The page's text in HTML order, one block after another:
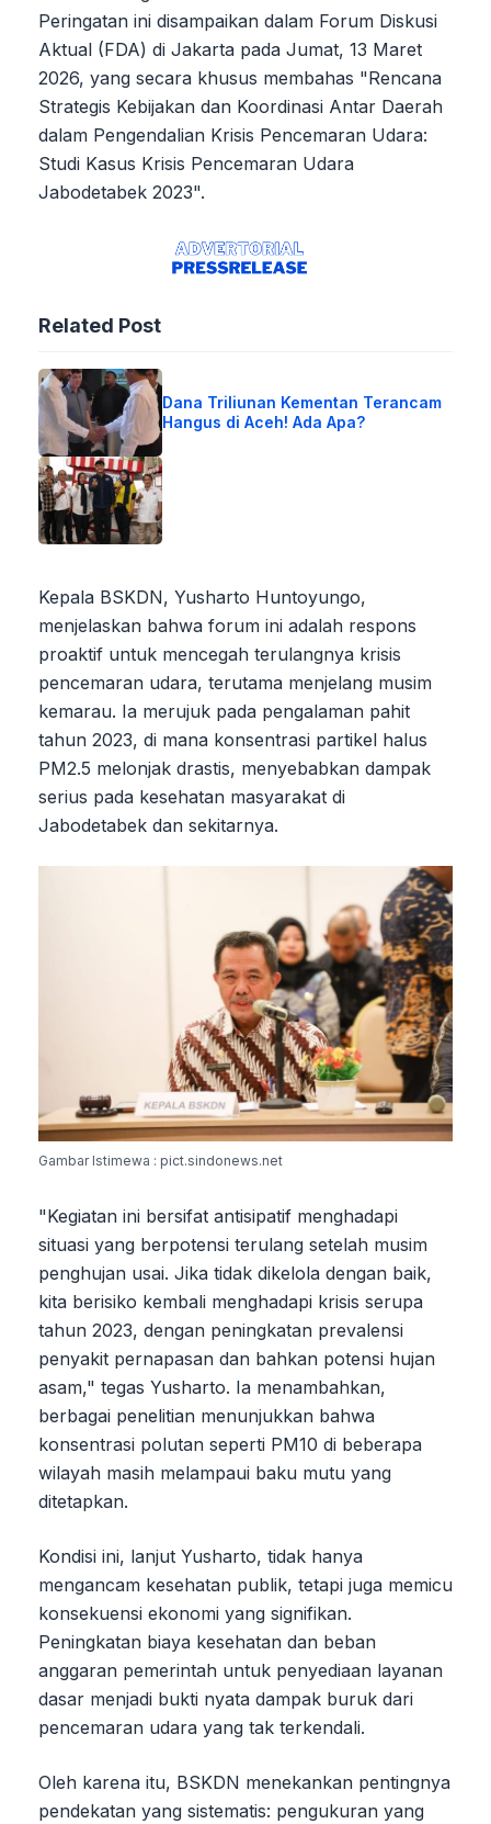
Peringatan ini disampaikan dalam Forum Diskusi
Aktual (FDA) di Jakarta pada Jumat, 13 Maret
2026, yang secara khusus membahas "Rencana
Strategis Kebijakan dan Koordinasi Antar Daerah
dalam Pengendalian Krisis Pencemaran Udara:
Studi Kasus Krisis Pencemaran Udara
Jabodetabek 2023".
Related Post
Dana Triliunan Kementan Terancam
Hangus di Aceh! Ada Apa?
Kepala BSKDN, Yusharto Huntoyungo,
menjelaskan bahwa forum ini adalah respons
proaktif untuk mencegah terulangnya krisis
pencemaran udara, terutama menjelang musim
kemarau. Ia merujuk pada pengalaman pahit
tahun 2023, di mana konsentrasi partikel halus
PM2.5 melonjak drastis, menyebabkan dampak
serius pada kesehatan masyarakat di
Jabodetabek dan sekitarnya.
Gambar Istimewa : pict.sindonews.net
"Kegiatan ini bersifat antisipatif menghadapi
situasi yang berpotensi terulang setelah musim
penghujan usai. Jika tidak dikelola dengan baik,
kita berisiko kembali menghadapi krisis serupa
tahun 2023, dengan peningkatan prevalensi
penyakit pernapasan dan bahkan potensi hujan
asam," tegas Yusharto. Ia menambahkan,
berbagai penelitian menunjukkan bahwa
konsentrasi polutan seperti PM10 di beberapa
wilayah masih melampaui baku mutu yang
ditetapkan.
Kondisi ini, lanjut Yusharto, tidak hanya
mengancam kesehatan publik, tetapi juga memicu
konsekuensi ekonomi yang signifikan.
Peningkatan biaya kesehatan dan beban
anggaran pemerintah untuk penyediaan layanan
dasar menjadi bukti nyata dampak buruk dari
pencemaran udara yang tak terkendali.
Oleh karena itu, BSKDN menekankan pentingnya
pendekatan yang sistematis: pengukuran yang